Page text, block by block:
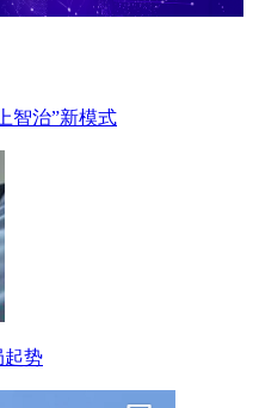
智治”新模式
起势